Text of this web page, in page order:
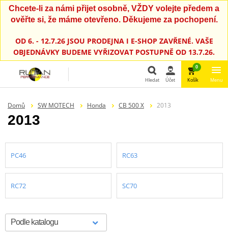
Chcete-li za námi přijet osobně, VŽDY volejte předem a
ověřte si, že máme otevřeno. Děkujeme za pochopení.
OD 6. - 12.7.26 JSOU PRODEJNA I E-SHOP ZAVŘENÉ. VAŠE
OBJEDNÁVKY BUDEME VYŘIZOVAT POSTUPNĚ OD 13.7.26.
Hledat Účet
0
Košík Menu
Domů SW MOTECH Honda CB 500 X 2013
2013
PC46 RC63
RC72 SC70